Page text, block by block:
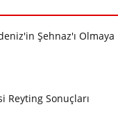
Şehnaz'ı Olmaya
Reyting Sonuçları